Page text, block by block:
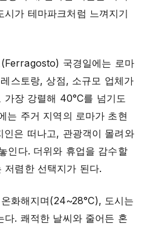
가 테마파크처럼 느껴지기
국경일에는 로마
스토랑, 상점, 소규모 업체가
장 강렬해 40°C를 넘기도
는 주거 지역의 로마가 초현
인은 떠나고, 관광객이 몰려와
인다. 더위와 휴업을 감수할
저렴한 선택지가 된다.
화해지며(24~28°C), 도시는
다. 쾌적한 날씨와 줄어든 혼